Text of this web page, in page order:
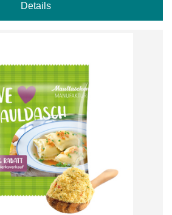
Details